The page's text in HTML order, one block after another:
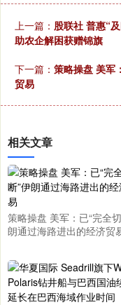
上一篇： 股联社 普惠“
助农企解困获赠锦旗
下一篇： 策略操盘 美军
贸易
相关文章
策略操盘 美军：已“完全
朗通过海路进出的经济贸